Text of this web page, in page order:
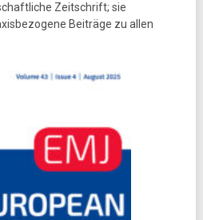
Zeitschrift; sie
Beiträge zu allen